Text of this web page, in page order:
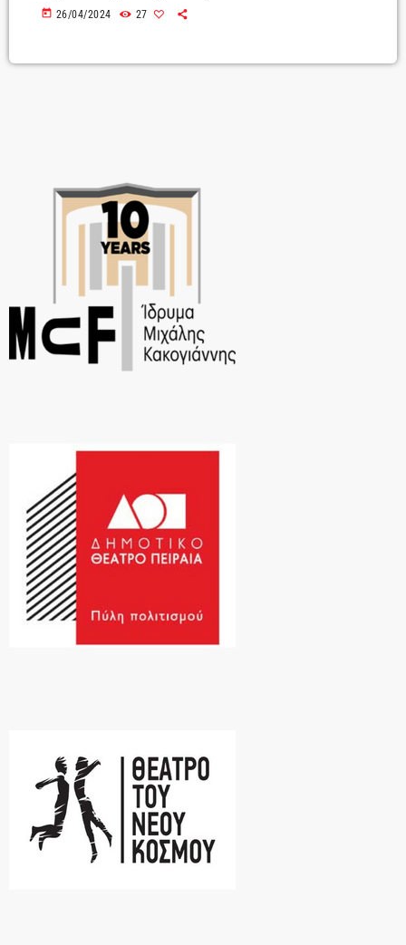
κυκλοφόρησαν μαζί με τα video clips τους μέσα στην προηγούμενη
Rhodes πλήκτρων, 70s αισθητική και έντονη διάθεση καυστικότητας,
today 26/04/2024 27